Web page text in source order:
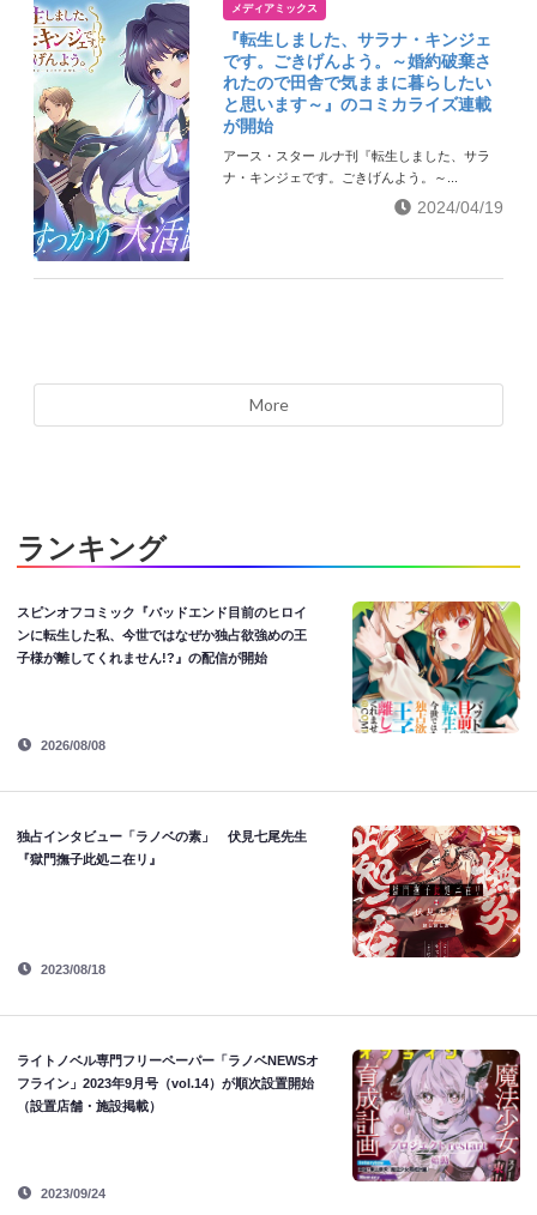
メディアミックス
『転生しました、サラナ・キンジェ
です。ごきげんよう。～婚約破棄さ
れたので田舎で気ままに暮らしたい
と思います～』のコミカライズ連載
が開始
アース・スター ルナ刊『転生しました、サラ
ナ・キンジェです。ごきげんよう。～...
2024/04/19
More
ランキング
スピンオフコミック『バッドエンド目前のヒロイ
ンに転生した私、今世ではなぜか独占欲強めの王
子様が離してくれません!?』の配信が開始
2026/08/08
独占インタビュー「ラノベの素」 伏見七尾先生
『獄門撫子此処ニ在リ』
2023/08/18
ライトノベル専門フリーペーパー「ラノベNEWSオ
フライン」2023年9月号（vol.14）が順次設置開始
（設置店舗・施設掲載）
2023/09/24